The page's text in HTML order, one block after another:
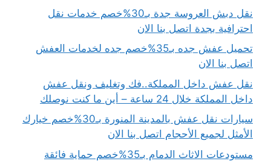
نقل دبش العروسة جدة بـ30%خصم خدمات نقل
احترافية بجدة اتصل بنا الان
تحميل عفش جده بـ35%خصم جده لخدمات العفش
اتصل بنا الان
نقل عفش داخل المملكة..فك وتغليف ونقل عفش
داخل المملكة خلال 24 ساعة – أين ما كنت نوصلك
سيارات نقل عفش بالمدينة المنورة بـ30%خصم خيارك
الأمثل لجميع الأحجام اتصل بنا الان
مستودعات الاثاث الدمام بـ35%خصم حماية فائقة